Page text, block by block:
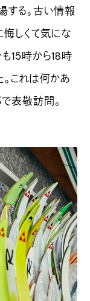
する。古い情報
しくて気にな
15時から18時
。これは何かあ
表敬訪問。